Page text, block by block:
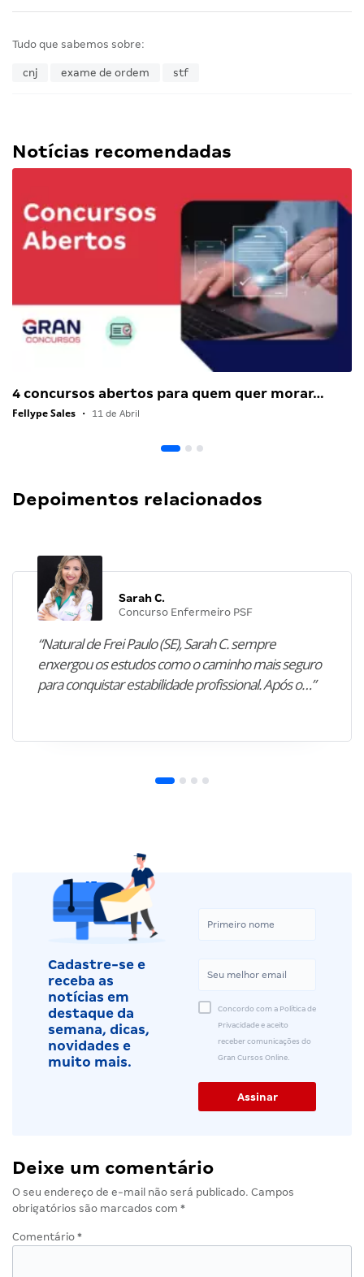
Tudo que sabemos sobre:
cnj exame de ordem stf
Notícias recomendadas
4 concursos abertos para quem quer morar…
Fellype Sales • 11 de Abril
Depoimentos relacionados
Sarah C.
Concurso Enfermeiro PSF
“Natural de Frei Paulo (SE), Sarah C. sempre
enxergou os estudos como o caminho mais seguro
para conquistar estabilidade profissional. Após o…”
Cadastre-se e
receba as
notícias em
destaque da
semana, dicas,
novidades e
muito mais.
Concordo com a Política de
Privacidade e aceito
receber comunicações do
Gran Cursos Online.
Deixe um comentário
O seu endereço de e-mail não será publicado. Campos
obrigatórios são marcados com *
Comentário *